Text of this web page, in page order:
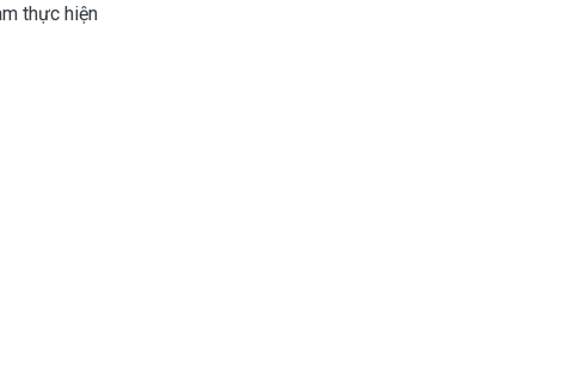
thực hiện